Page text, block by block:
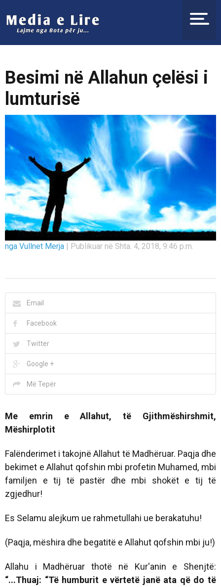
Besimi në Allahun çelësi i
lumturisë
nga Vullnet Merja | Publikuar në Shta. 4, 2018, 9:46 p.m.
Email
Facebook
Twitter
Google +
Më Tepër
Me emrin e Allahut, të Gjithmëshirshmit,
Mëshirplotit
Falënderimet i takojnë Allahut të Madhëruar. Paqja dhe
bekimet e Allahut qofshin mbi profetin Muhamed, mbi
familjen e tij të pastër dhe mbi shokët e tij të
zgjedhur!
Es Selamu alejkum ue rahmetullahi ue berakatuhu!
(Paqja, mëshira dhe begatitë e Allahut qofshin mbi ju!)
Allahu i Madhëruar thotë në Kur'anin e Shenjtë:
“...Thuaj: “Të humburit e vërtetë janë ata që do të